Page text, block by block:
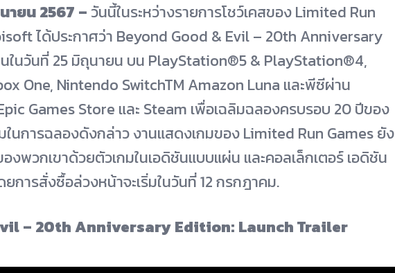
ายน2567 – วันนี้ในระหว่างรายการโชว์เคสของ Limited Run
ได้ประกาศว่า Beyond Good & Evil – 20th Anniversary
ในวันที่ 25 มิถุนายน บน PlayStation®5 & PlayStation®4,
One, Nintendo SwitchTM Amazon Luna และพีซีผ่าน
Games Store และ Steam เพื่อเฉลิมฉลองครบรอบ 20 ปีของ
ในการฉลองดังกล่าว งานแสดงเกมของ Limited Run Games ยัง
งพวกเขาด้วยตัวเกมในเอดิชันแบบแผ่น และคอลเล็กเตอร์ เอดิชัน
ยการสั่งซื้อล่วงหน้าจะเริ่มในวันที่ 12 กรกฎาคม.
– 20th Anniversary Edition: Launch Trailer